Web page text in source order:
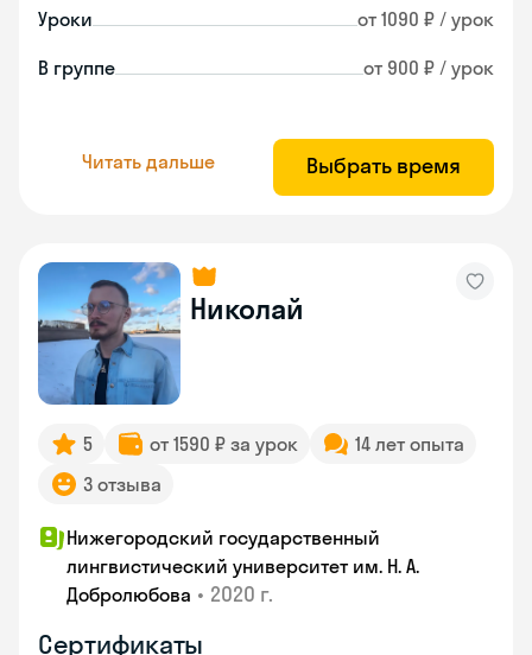
Уроки от 1090 ₽ / урок
В группе от 900 ₽ / урок
Читать дальше Выбрать время
Николай
5 от 1590 ₽ за урок
14 лет опыта
3 отзыва
Нижегородский государственный
лингвистический университет им. Н. А.
Добролюбова • 2020 г.
Сертификаты